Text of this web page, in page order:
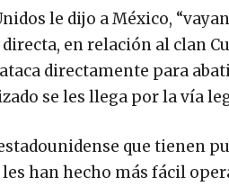
le dijo a México,
en relación al clan
directamente para
se les llega por la vía
que tienen
han hecho más fácil